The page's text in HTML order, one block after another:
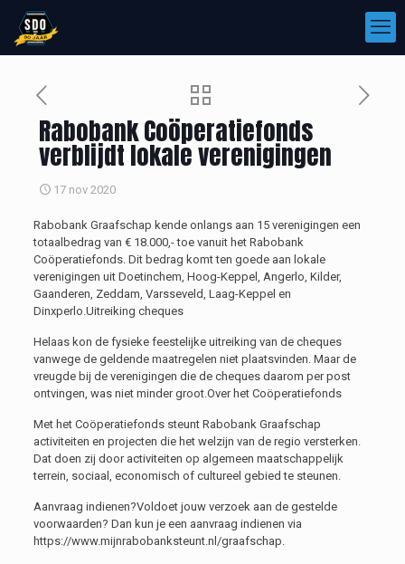
Rabobank Coöperatiefonds
verblijdt lokale verenigingen
17 nov 2020
Rabobank Graafschap kende onlangs aan 15 verenigingen een
totaalbedrag van € 18.000,- toe vanuit het Rabobank
Coöperatiefonds. Dit bedrag komt ten goede aan lokale
verenigingen uit Doetinchem, Hoog-Keppel, Angerlo, Kilder,
Gaanderen, Zeddam, Varsseveld, Laag-Keppel en
Dinxperlo.Uitreiking cheques
Helaas kon de fysieke feestelijke uitreiking van de cheques
vanwege de geldende maatregelen niet plaatsvinden. Maar de
vreugde bij de verenigingen die de cheques daarom per post
ontvingen, was niet minder groot.Over het Coöperatiefonds
Met het Coöperatiefonds steunt Rabobank Graafschap
activiteiten en projecten die het welzijn van de regio versterken.
Dat doen zij door activiteiten op algemeen maatschappelijk
terrein, sociaal, economisch of cultureel gebied te steunen.
Aanvraag indienen?Voldoet jouw verzoek aan de gestelde
voorwaarden? Dan kun je een aanvraag indienen via
https://www.mijnrabobanksteunt.nl/graafschap.